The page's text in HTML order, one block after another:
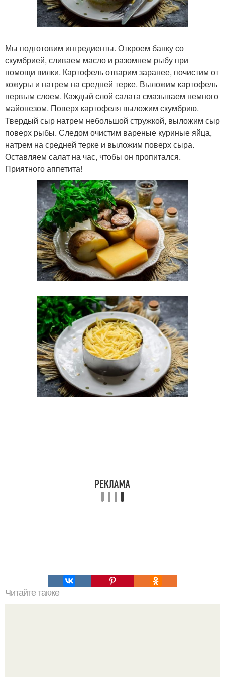
Мы подготовим ингредиенты. Откроем банку со
скумбрией, сливаем масло и разомнем рыбу при
помощи вилки. Картофель отварим заранее, почистим от
кожуры и натрем на средней терке. Выложим картофель
первым слоем. Каждый слой салата смазываем немного
майонезом. Поверх картофеля выложим скумбрию.
Твердый сыр натрем небольшой стружкой, выложим сыр
поверх рыбы. Следом очистим вареные куриные яйца,
натрем на средней терке и выложим поверх сыра.
Оставляем салат на час, чтобы он пропитался.
Приятного аппетита!
Читайте также